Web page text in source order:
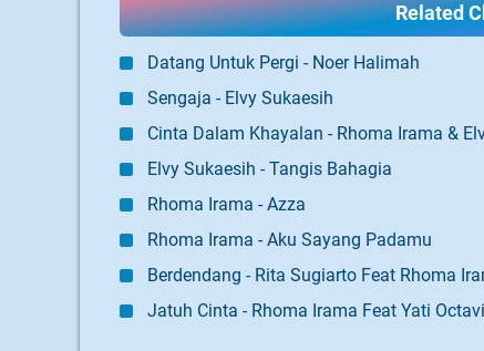
Related
Datang Untuk Pergi - Noer Halimah
Sengaja - Elvy Sukaesih
Cinta Dalam Khayalan - Rhoma Irama &
Elvy Sukaesih - Tangis Bahagia
Rhoma Irama - Azza
Rhoma Irama - Aku Sayang Padamu
Berdendang - Rita Sugiarto Feat Rhoma
Jatuh Cinta - Rhoma Irama Feat Yati